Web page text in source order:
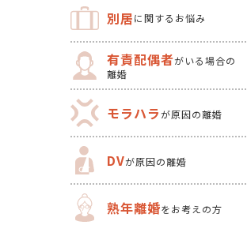
別居に関するお悩み
有責配偶者がいる場合の
離婚
モラハラが原因の離婚
DVが原因の離婚
熟年離婚をお考えの方